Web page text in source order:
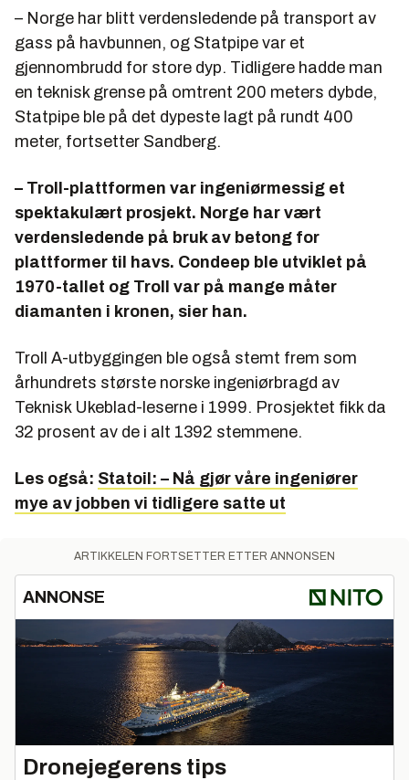
– Norge har blitt verdensledende på transport av
gass på havbunnen, og Statpipe var et
gjennombrudd for store dyp. Tidligere hadde man
en teknisk grense på omtrent 200 meters dybde,
Statpipe ble på det dypeste lagt på rundt 400
meter, fortsetter Sandberg.
– Troll-plattformen var ingeniørmessig et
spektakulært prosjekt. Norge har vært
verdensledende på bruk av betong for
plattformer til havs. Condeep ble utviklet på
1970-tallet og Troll var på mange måter
diamanten i kronen, sier han.
Troll A-utbyggingen ble også stemt frem som
århundrets største norske ingeniørbragd av
Teknisk Ukeblad-leserne i 1999. Prosjektet fikk da
32 prosent av de i alt 1392 stemmene.
Les også: Statoil: – Nå gjør våre ingeniører
mye av jobben vi tidligere satte ut
ARTIKKELEN FORTSETTER ETTER ANNONSEN
ANNONSE
Dronejegerens tips